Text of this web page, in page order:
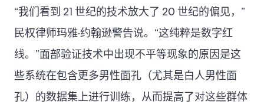
“我们看到 21 世纪的技术放大了 20 世纪的偏见，”
民权律师玛雅·约翰逊警告说。“这纯粹是数字红
线。”面部验证技术中出现不平等现象的原因是这
些系统在包含更多男性面孔（尤其是白人男性面
孔）的数据集上进行训练，从而提高了对这些群体